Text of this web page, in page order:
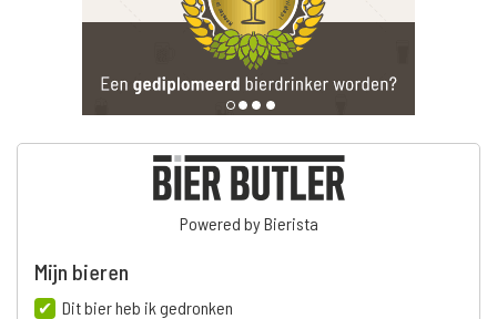
Powered by Bierista
Mijn bieren
Dit bier heb ik gedronken